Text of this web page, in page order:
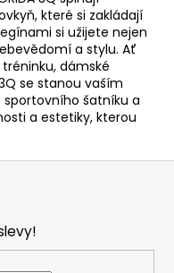
které si zakládají
si užijete nejen
a stylu. Ať
dámské
se stanou vaším
šatníku a
a estetiky, kterou